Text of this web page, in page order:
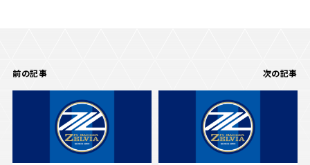
前の記事 次の記事